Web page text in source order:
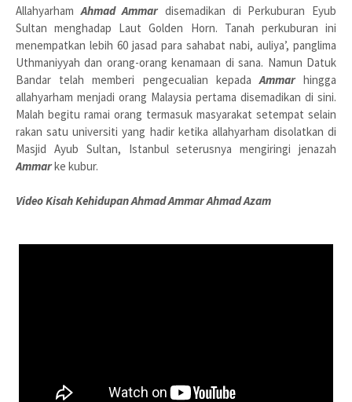
Allahyarham Ahmad Ammar disemadikan di Perkuburan Eyub
Sultan menghadap Laut Golden Horn. Tanah perkuburan ini
menempatkan lebih 60 jasad para sahabat nabi, auliya’, panglima
Uthmaniyyah dan orang-orang kenamaan di sana. Namun Datuk
Bandar telah memberi pengecualian kepadaAmmarhingga
allahyarham menjadi orang Malaysia pertama disemadikan di sini.
Malah begitu ramai orang termasuk masyarakat setempat selain
rakan satu universiti yang hadir ketika allahyarham disolatkan di
Masjid Ayub Sultan, Istanbul seterusnya mengiringi jenazah
Ammarke kubur.
Video Kisah Kehidupan Ahmad Ammar Ahmad Azam